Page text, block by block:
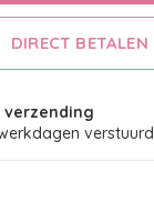
DIRECT BETALEN
verzending
verstuurd